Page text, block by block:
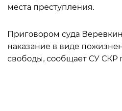
места преступления.
Приговором суда
наказание в виде
свободы, сообщает СУ СКР